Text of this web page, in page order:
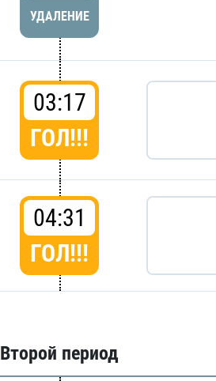
УДАЛЕНИЕ
03:17
ГОЛ!!!
04:31
ГОЛ!!!
Второй период